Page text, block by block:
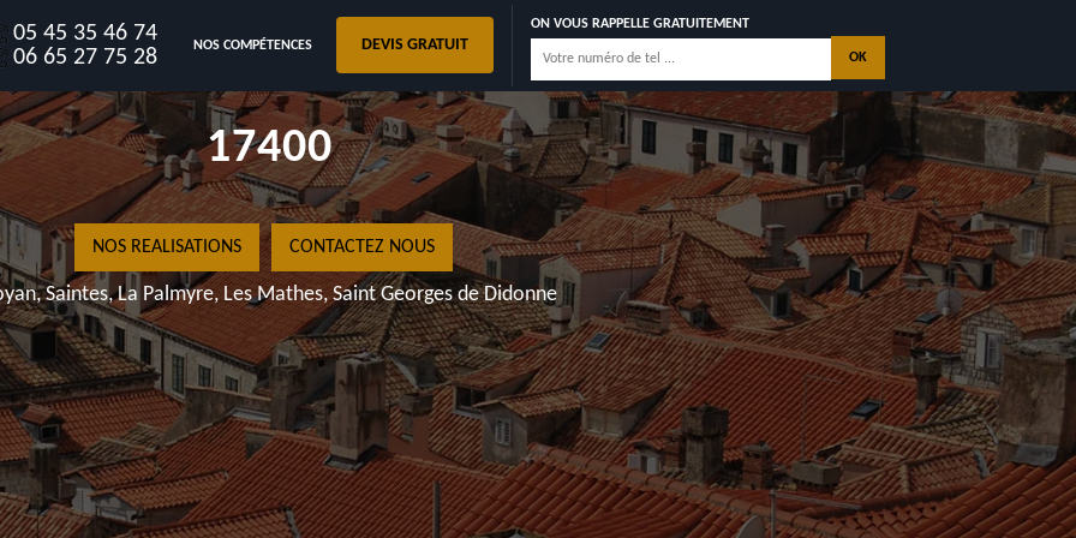
05 45 35 46 74
06 65 27 75 28
NOS COMPÉTENCES DEVIS GRATUIT
ON VOUS RAPPELLE GRATUITEMENT
EGLISES D ARGENTEUIL
17400
NOS REALISATIONS CONTACTEZ NOUS
Royan, Saintes, La Palmyre, Les Mathes, Saint Georges de